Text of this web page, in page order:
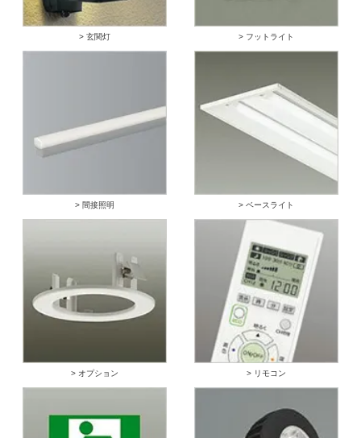
> 玄関灯 > フットライト
> 間接照明 > ベースライト
> オプション > リモコン